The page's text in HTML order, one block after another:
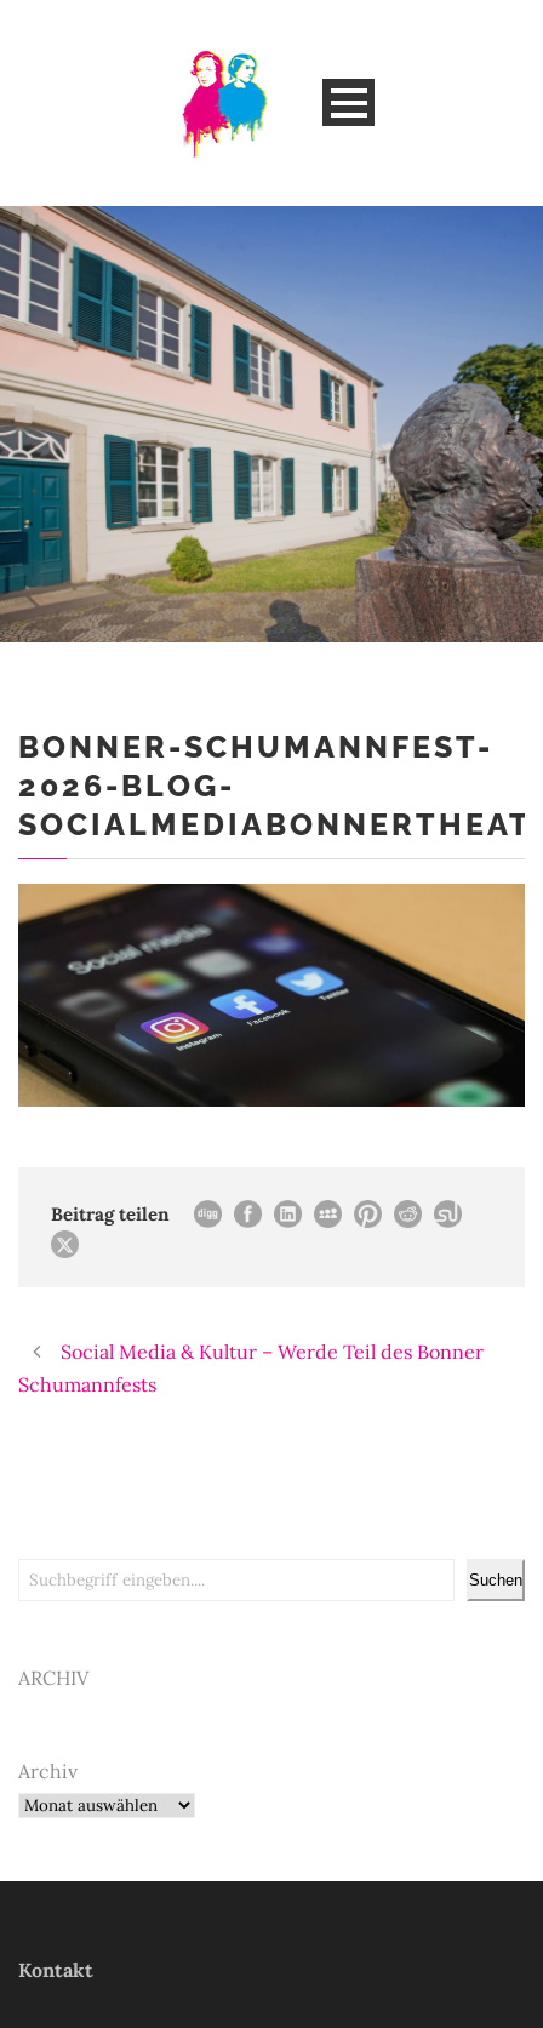
BONNER-SCHUMANNFEST-
2026-BLOG-
Beitrag teilen
Social Media & Kultur – Werde Teil des Bonner
Schumannfests
Suchen Suchen
ARCHIV
Archiv
Kontakt